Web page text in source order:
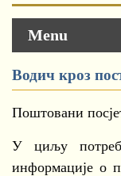
Menu
Водич кроз
Поштовани
У циљу
информације о